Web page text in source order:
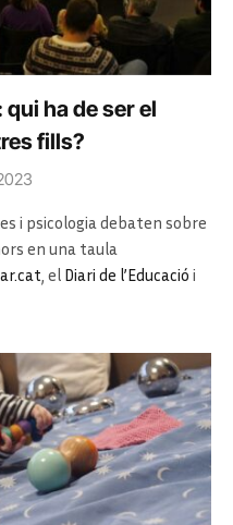
ha de ser el
fills?
i psicologia debaten sobre
en una taula
, el Diari de l’Educació i